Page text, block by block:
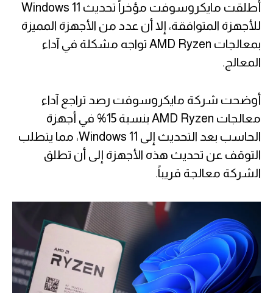
أطلقت مايكروسوفت مؤخراً تحديث Windows 11
للأجهزة المتوافقة، إلا أن عدد من الأجهزة المميزة
بمعالجات AMD Ryzen تواجه مشكلة في آداء
المعالج.
أوضحت شركة مايكروسوفت رصد تراجع آداء
معالجات AMD Ryzen بنسبة 15% في أجهزة
الحاسب بعد التحديث إلى Windows 11، مما يتطلب
التوقف عن تحديث هذه الأجهزة إلى أن تطلق
الشركة معالجة قريباً.